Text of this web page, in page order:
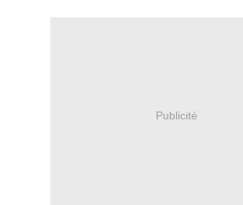
Publicité